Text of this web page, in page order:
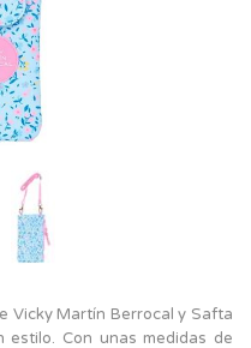
Vicky Martín Berrocal y Safta
Con unas medidas de